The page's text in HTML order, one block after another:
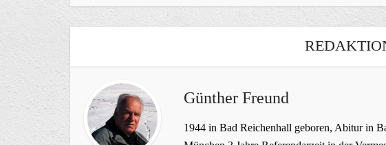
Günther Freund
1944 in Bad Reichenhall geboren, Abitur in